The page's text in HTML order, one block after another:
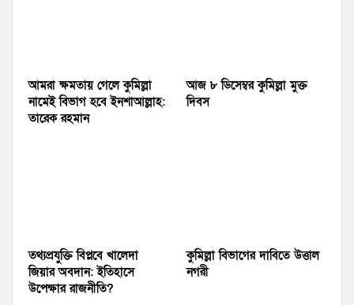
আমরা ক্ষমতায় গেলে কুমিল্লা
নামেই বিভাগ হবে ইনশাআল্লাহ:
তারেক রহমান
আজ ৮ ডিসেম্বর কুমিল্লা মুক্ত
দিবস
তথ্যপ্রযুক্তি বিপ্লবে খালেদা
জিয়ার অবদান: ইতিহাসে
উপেক্ষার রাজনীতি?
কুমিল্লা বিভাগের দাবিতে উত্তাল
নগরী